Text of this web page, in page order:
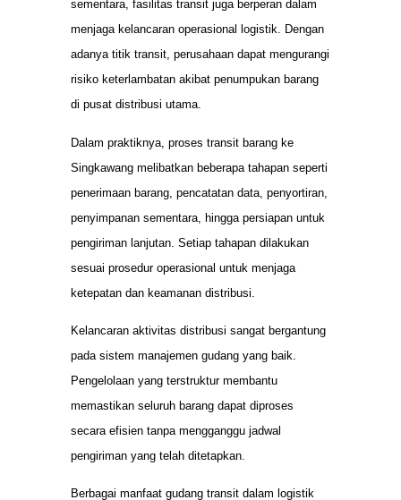
sementara, fasilitas transit juga berperan dalam
menjaga kelancaran operasional logistik. Dengan
adanya titik transit, perusahaan dapat mengurangi
risiko keterlambatan akibat penumpukan barang
di pusat distribusi utama.
Dalam praktiknya, proses transit barang ke
Singkawang melibatkan beberapa tahapan seperti
penerimaan barang, pencatatan data, penyortiran,
penyimpanan sementara, hingga persiapan untuk
pengiriman lanjutan. Setiap tahapan dilakukan
sesuai prosedur operasional untuk menjaga
ketepatan dan keamanan distribusi.
Kelancaran aktivitas distribusi sangat bergantung
pada sistem manajemen gudang yang baik.
Pengelolaan yang terstruktur membantu
memastikan seluruh barang dapat diproses
secara efisien tanpa mengganggu jadwal
pengiriman yang telah ditetapkan.
Berbagai manfaat gudang transit dalam logistik